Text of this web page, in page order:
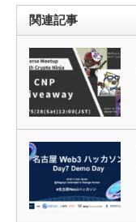
関連記事